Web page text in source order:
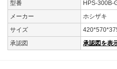
型番
HPS-300B-
メーカー
ホシザキ
サイズ
承認図
承認図を表